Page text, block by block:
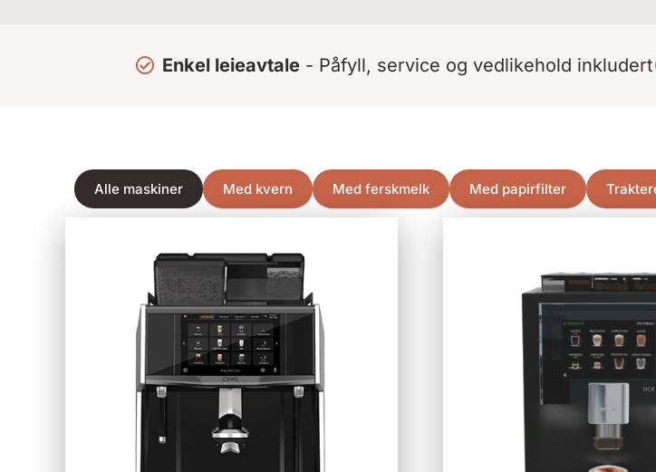
Enkel leieavtale- Påfyll, service og vedlikehold inkludert
Alle maskiner Med kvern Med ferskmelk Med papirfilter